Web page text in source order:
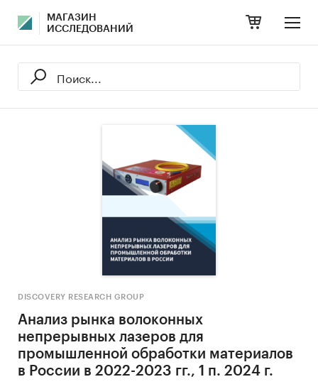
МАГАЗИН
ИССЛЕДОВАНИЙ
DISCOVERY RESEARCH GROUP
Анализ рынка волоконных
непрерывных лазеров для
промышленной обработки материалов
в России в 2022-2023 гг., 1 п. 2024 г.